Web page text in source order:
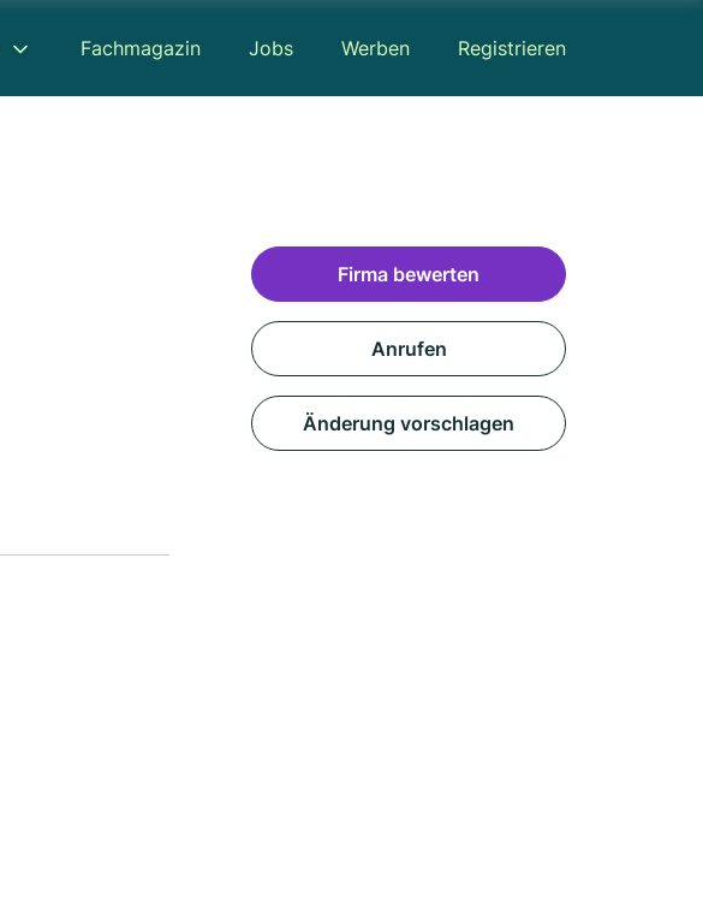
Fachmagazin Jobs Werben Registrieren
Firma bewerten
Anrufen
Änderung vorschlagen